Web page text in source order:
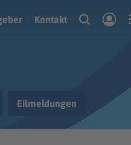
Kontakt
Eilmeldungen